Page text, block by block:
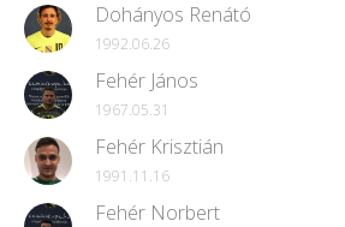
Dohányos Renátó
1992.06.26
Fehér János
1967.05.31
Fehér Krisztián
1991.11.16
Fehér Norbert